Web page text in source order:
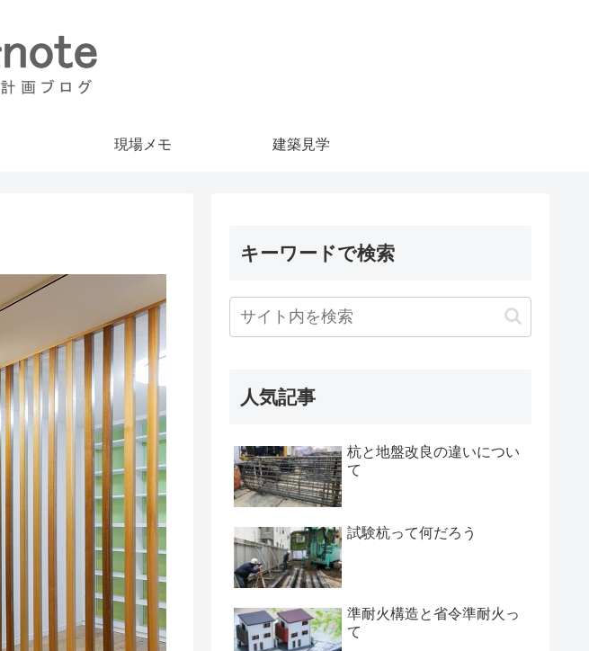
現場メモ 建築見学
キーワードで検索
人気記事
杭と地盤改良の違いについ
て
試験杭って何だろう
準耐火構造と省令準耐火っ
て